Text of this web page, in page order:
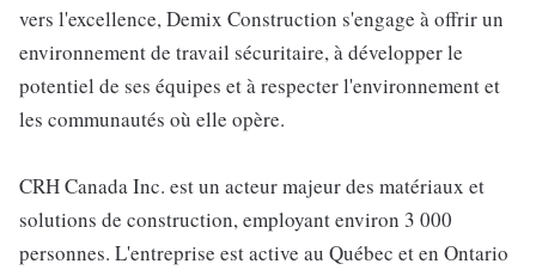
vers l'excellence, Demix Construction s'engage à offrir un
environnement de travail sécuritaire, à développer le
potentiel de ses équipes et à respecter l'environnement et
les communautés où elle opère.
CRH Canada Inc. est un acteur majeur des matériaux et
solutions de construction, employant environ 3 000
personnes. L'entreprise est active au Québec et en Ontario